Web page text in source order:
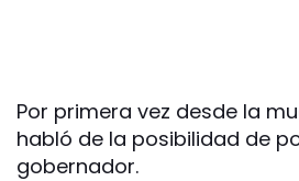
Por primera vez desde la
habló de la posibilidad de
gobernador.